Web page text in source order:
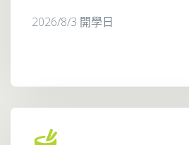
2026/8/3 開學日